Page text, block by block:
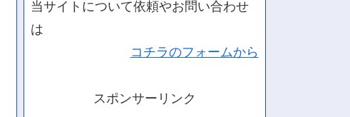
当サイトについて依頼やお問い合わせ
は
コチラのフォームから
スポンサーリンク